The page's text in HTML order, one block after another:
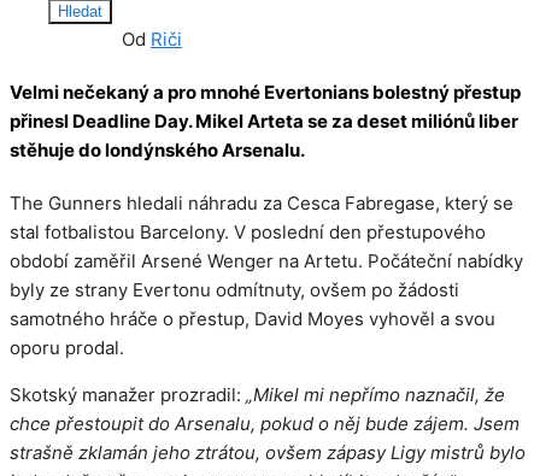
Od Riči
Velmi nečekaný a pro mnohé Evertonians bolestný přestup
přinesl Deadline Day. Mikel Arteta se za deset miliónů liber
stěhuje do londýnského Arsenalu.
The Gunners hledali náhradu za Cesca Fabregase, který se
stal fotbalistou Barcelony. V poslední den přestupového
období zaměřil Arsené Wenger na Artetu. Počáteční nabídky
byly ze strany Evertonu odmítnuty, ovšem po žádosti
samotného hráče o přestup, David Moyes vyhověl a svou
oporu prodal.
Skotský manažer prozradil: „Mikel mi nepřímo naznačil, že
chce přestoupit do Arsenalu, pokud o něj bude zájem. Jsem
strašně zklamán jeho ztrátou, ovšem zápasy Ligy mistrů bylo